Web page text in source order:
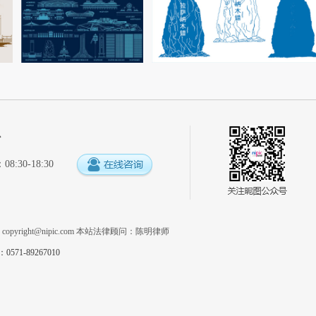
08:30-18:30
copyright@nipic.com 本站法律顾问：陈明律师
89267010